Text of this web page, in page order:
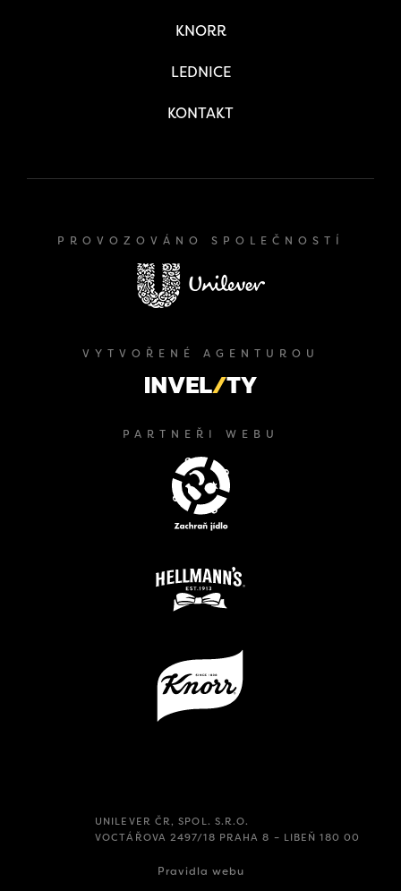
KNORR
LEDNICE
KONTAKT
PROVOZOVÁNO SPOLEČNOSTÍ
VYTVOŘENÉ AGENTUROU
PARTNEŘI WEBU
UNILEVER ČR, SPOL. S.R.O.
VOCTÁŘOVA 2497/18 PRAHA 8 – LIBEŇ 180 00
Pravidla webu